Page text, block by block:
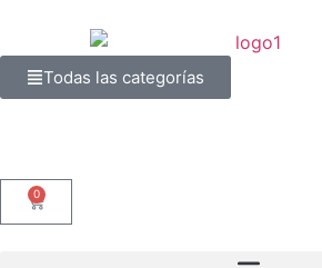
Todas las categorías
0